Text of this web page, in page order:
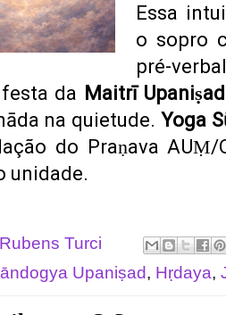
Essa
o sopro
pré-
da Maitrī Upaniṣad
na quietude. Yoga
do Praṇava AUṂ/
unidade.
Rubens Turci
Upaniṣad, Hṛdaya,